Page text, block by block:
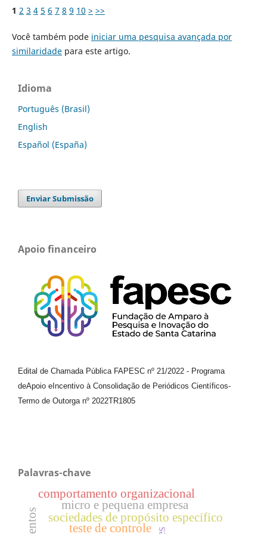
1 2 3 4 5 6 7 8 9 10 > >>
Você também pode iniciar uma pesquisa avançada por
similaridadepara este artigo.
Idioma
Português (Brasil)
English
Español (España)
Enviar Submissão
Apoio financeiro
Edital de Chamada Pública FAPESC nº 21/2022 - Programa
deApoio e Incentivo à Consolidação de Periódicos Científicos-
Termo de Outorga nº 2022TR1805
Palavras-chave
sociedades de propósito específico
teste de controle
micro e pequena empresa
comportamento organizacional